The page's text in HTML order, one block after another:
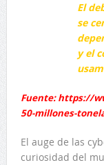
El
se
y el
Fuente: https://
50-millones-
El auge de las
curiosidad del